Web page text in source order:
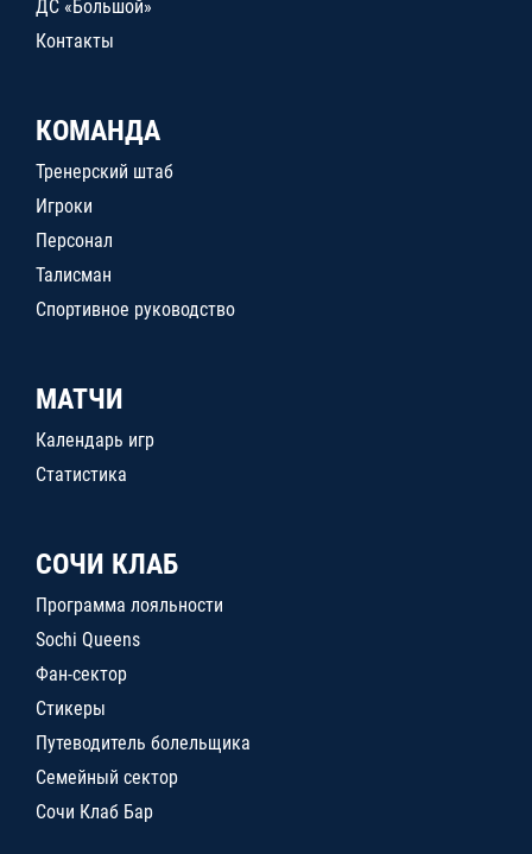
ДС «Большой»
Контакты
КОМАНДА
Тренерский штаб
Игроки
Персонал
Талисман
Спортивное руководство
МАТЧИ
Календарь игр
Статистика
СОЧИ КЛАБ
Программа лояльности
Sochi Queens
Фан-сектор
Стикеры
Путеводитель болельщика
Семейный сектор
Сочи Клаб Бар